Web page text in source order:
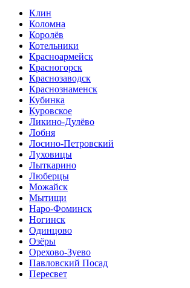
Клин
Коломна
Королёв
Котельники
Красноармейск
Красногорск
Краснозаводск
Краснознаменск
Кубинка
Куровское
Ликино-Дулёво
Лобня
Лосино-Петровский
Луховицы
Лыткарино
Люберцы
Можайск
Мытищи
Наро-Фоминск
Ногинск
Одинцово
Озёры
Орехово-Зуево
Павловский Посад
Пересвет